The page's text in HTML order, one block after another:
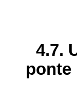
4.7.
ponte